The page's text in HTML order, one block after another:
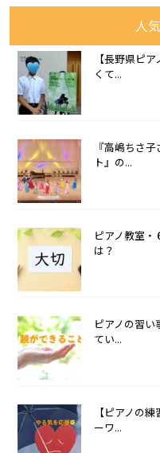
人
【長野県ピ
くて...
『高嶋ちさ
ト』の...
ピアノ教室
は？
ピアノの習
てい...
【ピアノの
ーワ...